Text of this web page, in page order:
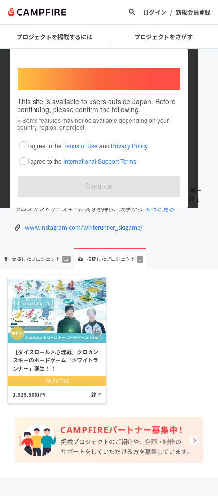
ログイン / 新規会員登録
プロジェクトを掲載するには プロジェクトをさがす
This site is available to users outside Japan. Before
continuing, please confirm the following.
※ Some features may not be available depending on your
country, region, or project.
I agree to the Terms of Use and Privacy Policy.
I agree to the International Support Terms.
Continue
Hamada Kohei
これまでに12回支援して1件のプロジェクトを投稿しています
在住国：日本 現在地：大阪府
出身国：日本 出身地：広島県
1999年生まれ。広島県広島市出身。大阪大学大学院の修士2年生、ボー
ドゲーム歴、クロスカントリースキー歴ともに7年目。 平昌五輪を見て
クロスカントリースキーに興味を持ち、大学から もっと見る
www.instagram.com/whiterunner_skigame/
支援したプロジェクト 12 投稿したプロジェクト 1
【ダイスロール×心理戦】クロカン
スキーのボードゲーム「ホワイトラ
ンナー」誕生！！
SUCCESS
1,029,900JPY 終了